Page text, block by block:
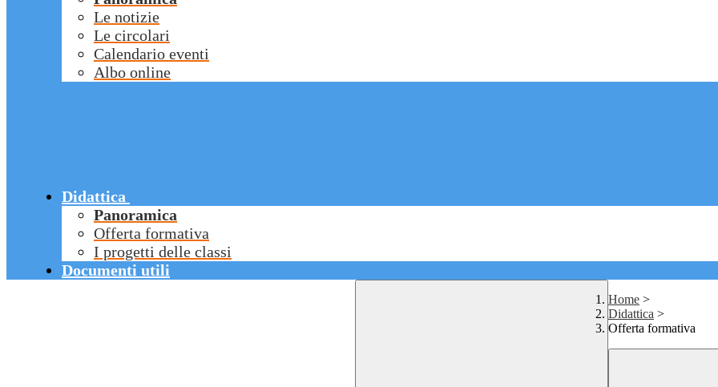
Le notizie
Le circolari
Calendario eventi
Albo online
Didattica
Panoramica
Offerta formativa
I progetti delle classi
Documenti utili
Home >
Didattica >
Offerta formativa